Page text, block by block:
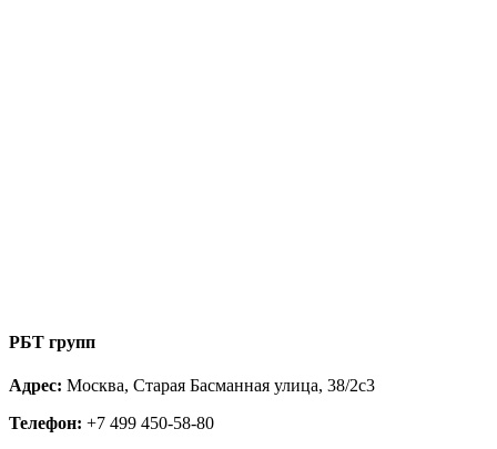
РБТ групп
Адрес: Москва, Старая Басманная улица, 38/2с3
Телефон: +7 499 450-58-80